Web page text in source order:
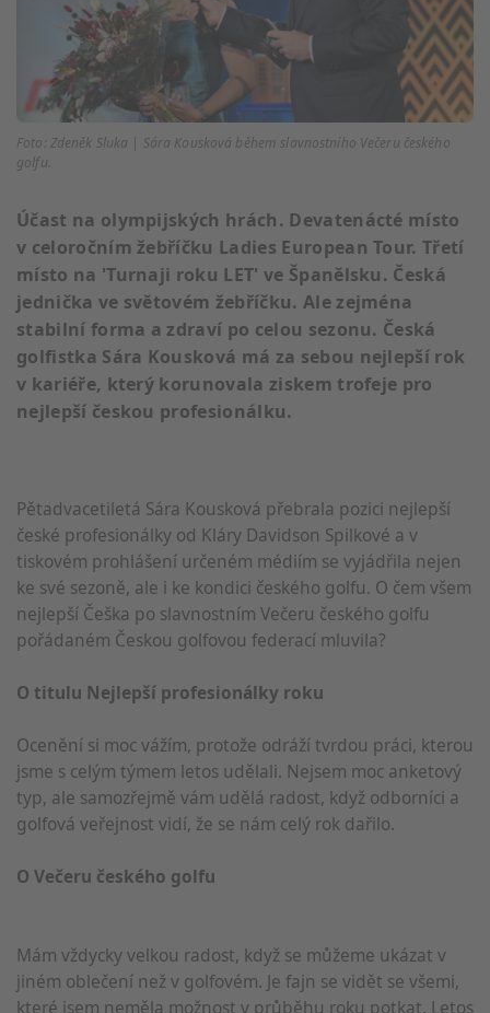
Foto: Zdeněk Sluka | Sára Kousková během slavnostního Večeru českého
golfu.
Účast na olympijských hrách. Devatenácté místo
v celoročním žebříčku Ladies European Tour. Třetí
místo na 'Turnaji roku LET' ve Španělsku. Česká
jednička ve světovém žebříčku. Ale zejména
stabilní forma a zdraví po celou sezonu. Česká
golfistka Sára Kousková má za sebou nejlepší rok
v kariéře, který korunovala ziskem trofeje pro
nejlepší českou profesionálku.
Pětadvacetiletá Sára Kousková přebrala pozici nejlepší
české profesionálky od Kláry Davidson Spilkové a v
tiskovém prohlášení určeném médiím se vyjádřila nejen
ke své sezoně, ale i ke kondici českého golfu. O čem všem
nejlepší Češka po slavnostním Večeru českého golfu
pořádaném Českou golfovou federací mluvila?
O titulu Nejlepší profesionálky roku
Ocenění si moc vážím, protože odráží tvrdou práci, kterou
jsme s celým týmem letos udělali. Nejsem moc anketový
typ, ale samozřejmě vám udělá radost, když odborníci a
golfová veřejnost vidí, že se nám celý rok dařilo.
O Večeru českého golfu
Mám vždycky velkou radost, když se můžeme ukázat v
jiném oblečení než v golfovém. Je fajn se vidět se všemi,
které jsem neměla možnost v průběhu roku potkat. Letos